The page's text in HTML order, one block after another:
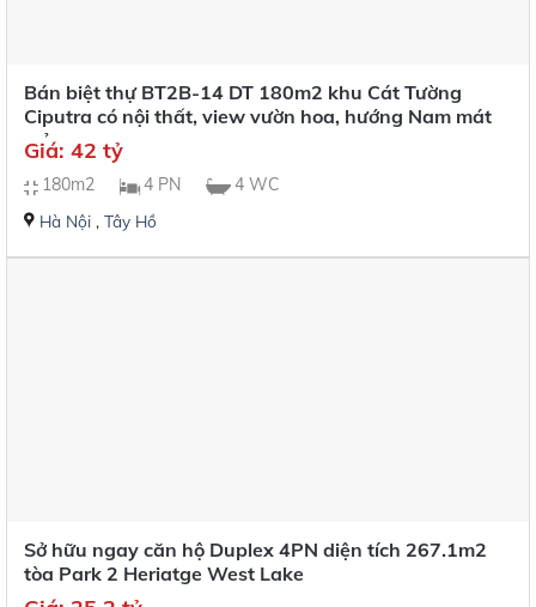
Bán biệt thự BT2B-14 DT 180m2 khu Cát Tường
Ciputra có nội thất, view vườn hoa, hướng Nam mát
mẻ
Giá: 42 tỷ
180m2 4 PN 4 WC
Hà Nội, Tây Hồ
Sở hữu ngay căn hộ Duplex 4PN diện tích 267.1m2
tòa Park 2 Heriatge West Lake